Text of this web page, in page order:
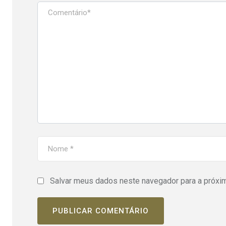
Salvar meus dados neste navegador para a